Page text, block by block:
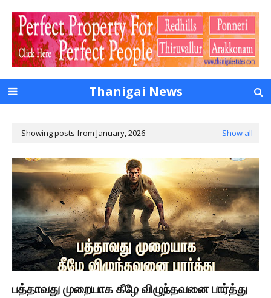
Thanigai News
Showing posts from January, 2026 Show all
பத்தாவது முறையாக கீழே விழுந்தவனை பார்த்து